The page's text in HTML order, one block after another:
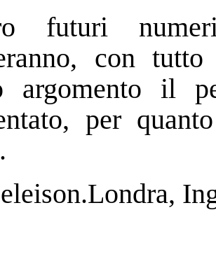
futuri
con
argomento il
per